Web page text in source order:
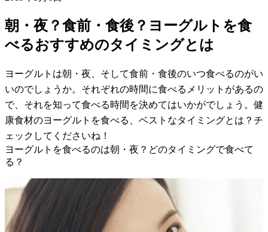
朝・夜？食前・食後？ヨーグルトを食
べるおすすめのタイミングとは
ヨーグルトは朝・夜、そして食前・食後のいつ食べるのがい
いのでしょうか。それぞれの時間に食べるメリットがあるの
で、それを知って食べる時間を決めてはいかがでしょう。健
康食材のヨーグルトを食べる、ベストなタイミングとは？チ
ェックしてくださいね！
ヨーグルトを食べるのは朝・夜？どのタイミングで食べて
る？